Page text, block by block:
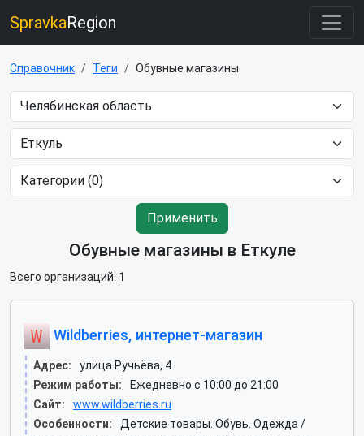
SpravkaRegion
Справочник Теги Обувные магазины
Применить
Обувные магазины в Еткуле
Всего организаций: 1
Wildberries, интернет-магазин
Адрес:
улица Ручьёва, 4
Режим работы:
Ежедневно с 10:00 до 21:00
Сайт:
www.wildberries.ru
Особенности:
Детские товары. Обувь. Одежда /